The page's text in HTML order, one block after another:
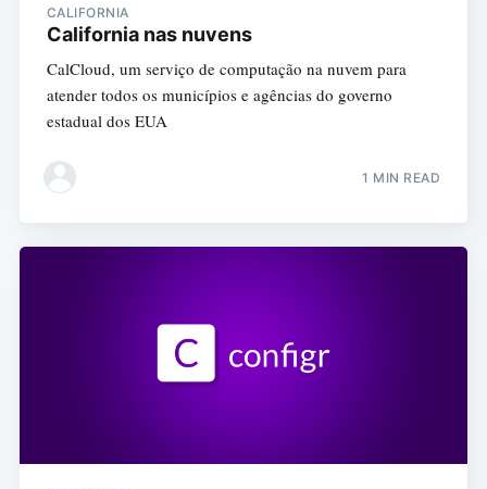
CALIFORNIA
California nas nuvens
CalCloud, um serviço de computação na nuvem para
atender todos os municípios e agências do governo
estadual dos EUA
1 MIN READ